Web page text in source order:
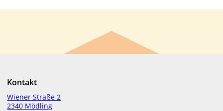
Kontakt
Wiener Straße 2
2340 Mödling